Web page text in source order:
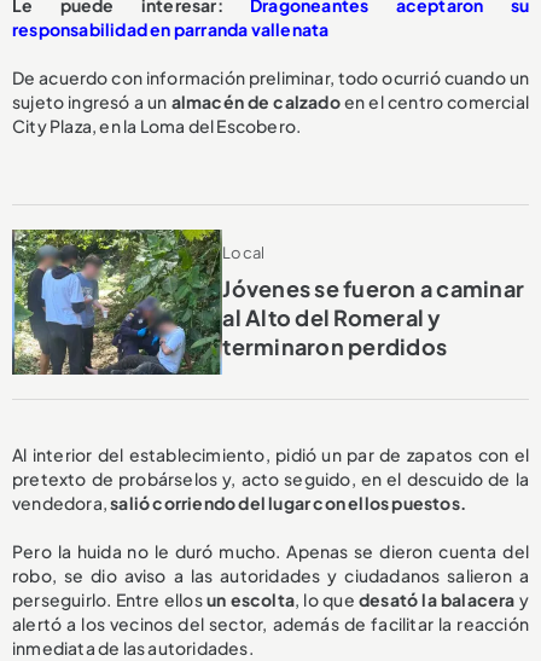
Le puede interesar:
Dragoneantes aceptaron su
responsabilidad en parranda vallenata
De acuerdo con información preliminar, todo ocurrió cuando un
sujeto ingresó a un almacén de calzadoen el centro comercial
City Plaza, en la Loma del Escobero.
Local
Jóvenes se fueron a caminar
al Alto del Romeral y
terminaron perdidos
Al interior del establecimiento, pidió un par de zapatos con el
pretexto de probárselos y, acto seguido, en el descuido de la
vendedora,salió corriendo del lugar con ellos puestos.
Pero la huida no le duró mucho. Apenas se dieron cuenta del
robo, se dio aviso a las autoridades y ciudadanos salieron a
perseguirlo. Entre ellosun escolta, lo que desató la balacera y
alertó a los vecinos del sector, además de facilitar la reacción
inmediata de las autoridades.